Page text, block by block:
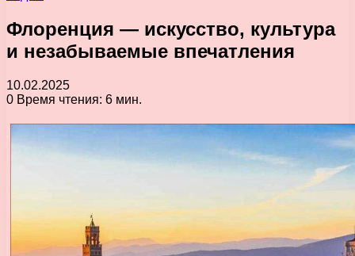
Флоренция — искусство, культура
и незабываемые впечатления
10.02.2025
0 Время чтения: 6 мин.